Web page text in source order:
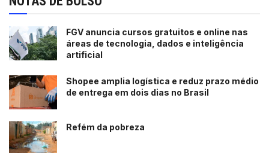
FGV anuncia cursos gratuitos e online nas
áreas de tecnologia, dados e inteligência
artificial
Shopee amplia logística e reduz prazo médio
de entrega em dois dias no Brasil
Refém da pobreza